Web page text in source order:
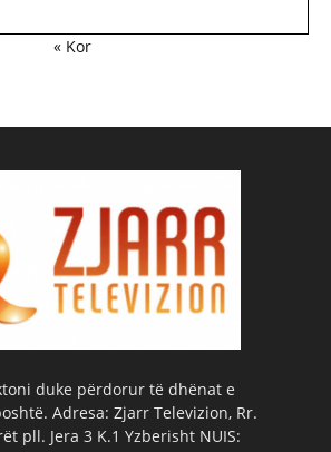
« Kor
duke përdorur të dhënat e
Adresa: Zjarr Televizion, Rr.
pll. Jera 3 K.1 Yzberisht NUIS: